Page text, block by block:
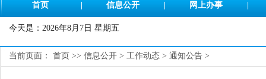
首页 信息公开 网上办事
今天是： 2026年8月7日 星期五
当前页面： 首页 >> 信息公开 > 工作动态 > 通知公告 >